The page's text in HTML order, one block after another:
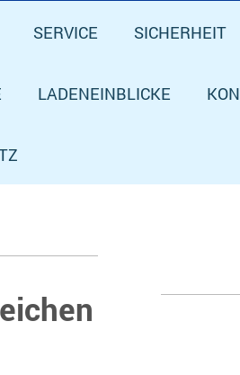
SERVICE SICHERHEIT
LADENEINBLICKE